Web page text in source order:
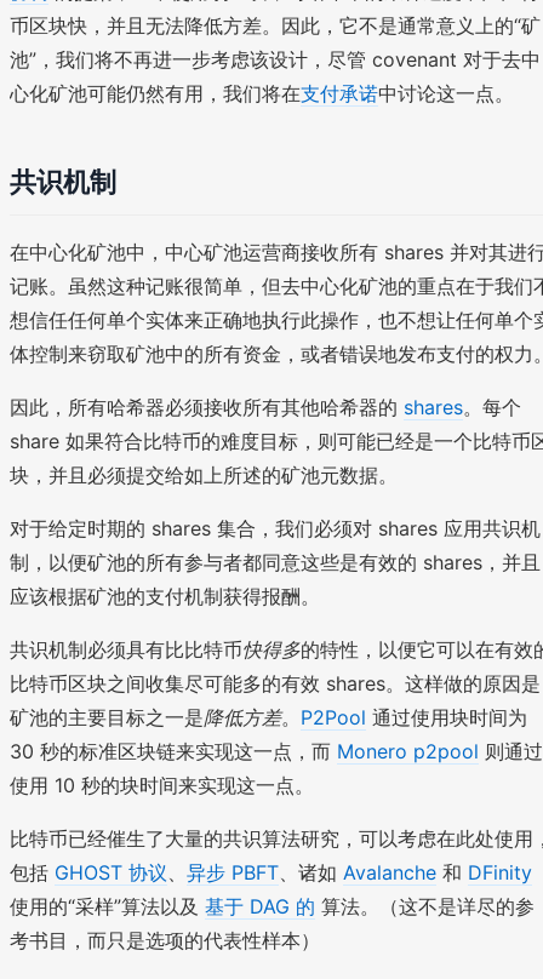
币区块快，并且无法降低方差。因此，它不是通常意义上的“矿
池”，我们将不再进一步考虑该设计，尽管 covenant 对于去中
心化矿池可能仍然有用，我们将在支付承诺中讨论这一点。
共识机制
在中心化矿池中，中心矿池运营商接收所有 shares 并对其进
记账。虽然这种记账很简单，但去中心化矿池的重点在于我们
想信任任何单个实体来正确地执行此操作，也不想让任何单个
体控制来窃取矿池中的所有资金，或者错误地发布支付的权力
因此，所有哈希器必须接收所有其他哈希器的 shares。每个
share 如果符合比特币的难度目标，则可能已经是一个比特币
块，并且必须提交给如上所述的矿池元数据。
对于给定时期的 shares 集合，我们必须对 shares 应用共识机
制，以便矿池的所有参与者都同意这些是有效的 shares，并且
应该根据矿池的支付机制获得报酬。
共识机制必须具有比比特币快得多的特性，以便它可以在有效
比特币区块之间收集尽可能多的有效 shares。这样做的原因是
矿池的主要目标之一是降低方差。 P2Pool 通过使用块时间为
30 秒的标准区块链来实现这一点，而 Monero p2pool 则通过
使用 10 秒的块时间来实现这一点。
比特币已经催生了大量的共识算法研究，可以考虑在此处使用
包括 GHOST 协议 异步 PBFT 、诸如 Avalanche 和 DFinity
使用的“采样”算法以及 基于 DAG 的 算法。（这不是详尽的参
考书目，而只是选项的代表性样本）